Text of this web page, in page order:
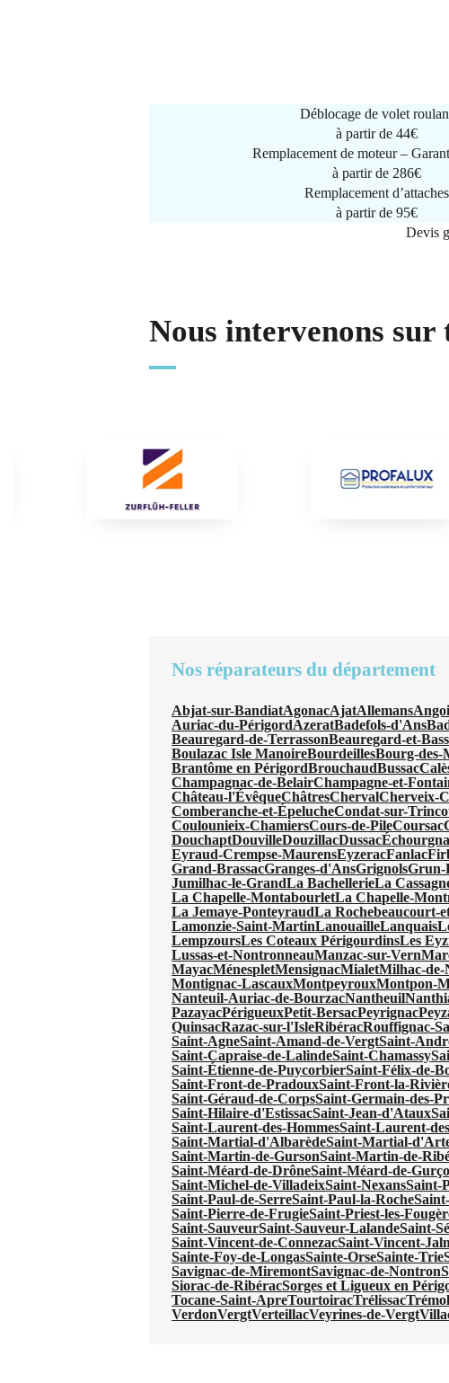
Déblocage de volet
à partir de 44€
Remplacement de moteur –
à partir de 286€
Remplacement d’attaches
à partir de 95€
Devis
Nous intervenons sur
Nos réparateurs du département
Abjat-sur-BandiatAgonacAjatAllemans
Auriac-du-PérigordAzeratBadefols-d'Ans
Beauregard-de-TerrassonBeauregard-et-
Boulazac Isle ManoireBourdeillesBourg-des-
Brantôme en PérigordBrouchaudBussac
Champagnac-de-BelairChampagne-et-
Château-l'ÉvêqueChâtresChervalCherveix-
Comberanche-et-ÉpelucheCondat-sur-
Coulounieix-ChamiersCours-de-PileCoursac
DouchaptDouvilleDouzillacDussac
Eyraud-Crempse-MaurensEyzeracFanlac
Grand-BrassacGranges-d'AnsGrignolsGrun-
Jumilhac-le-GrandLa BachellerieLa
La Chapelle-MontabourletLa Chapelle-
La Jemaye-PonteyraudLa Rochebeaucourt-
Lamonzie-Saint-MartinLanouailleLanquais
LempzoursLes Coteaux PérigourdinsLes
Lussas-et-NontronneauManzac-sur-Vern
MayacMénespletMensignacMialetMilhac-
Montignac-LascauxMontpeyrouxMontpon-
Nanteuil-Auriac-de-BourzacNantheuil
PazayacPérigueuxPetit-BersacPeyrignac
QuinsacRazac-sur-l'IsleRibéracRouffignac-
Saint-AgneSaint-Amand-de-VergtSaint-
Saint-Capraise-de-LalindeSaint-Chamassy
Saint-Étienne-de-PuycorbierSaint-Félix-de-
Saint-Front-de-PradouxSaint-Front-la-
Saint-Géraud-de-CorpsSaint-Germain-des-
Saint-Hilaire-d'EstissacSaint-Jean-d'Ataux
Saint-Laurent-des-HommesSaint-Laurent-
Saint-Martial-d'AlbarèdeSaint-Martial-
Saint-Martin-de-GursonSaint-Martin-de-
Saint-Méard-de-DrôneSaint-Méard-de-
Saint-Michel-de-VilladeixSaint-NexansSaint-
Saint-Paul-de-SerreSaint-Paul-la-Roche
Saint-Pierre-de-FrugieSaint-Priest-les-
Saint-SauveurSaint-Sauveur-LalandeSaint-
Saint-Vincent-de-ConnezacSaint-Vincent-
Sainte-Foy-de-LongasSainte-OrseSainte-Trie
Savignac-de-MiremontSavignac-de-Nontron
Siorac-de-RibéracSorges et Ligueux en
Tocane-Saint-ApreTourtoiracTrélissac
VerdonVergtVerteillacVeyrines-de-Vergt